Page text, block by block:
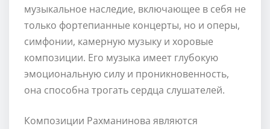
музыкальное наследие, включающее в себя не
только фортепианные концерты, но и оперы,
симфонии, камерную музыку и хоровые
композиции. Его музыка имеет глубокую
эмоциональную силу и проникновенность,
она способна трогать сердца слушателей.
Композиции Рахманинова являются